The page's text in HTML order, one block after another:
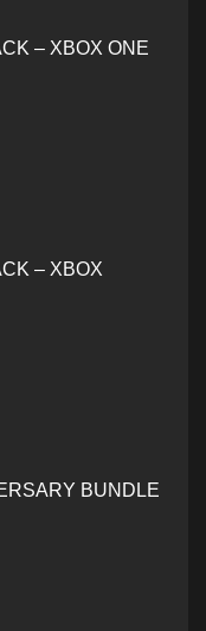
– XBOX ONE
– XBOX
BUNDLE